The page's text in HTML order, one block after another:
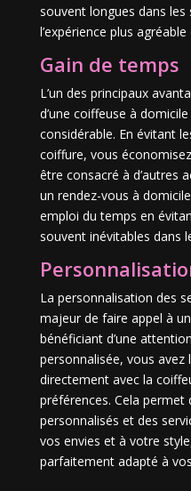
souvent longues dans les
l’expérience plus
Gain de temps
L’un des principaux
d’une coiffeuse à
considérable. En évitant
coiffure, vous
être consacré à d’autres
un rendez-vous à
emploi du temps en
souvent inévitables dans
La personnalisation des
majeur de faire appel à
bénéficiant d’une
personnalisée, vous avez
directement avec la
préférences. Cela permet
personnalisés et des
vos envies et à votre
parfaitement adapté à